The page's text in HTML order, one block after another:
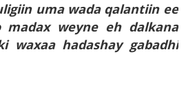
uma wada qalantiin ee
weyne eh dalkana
waxaa hadashay gabadhi